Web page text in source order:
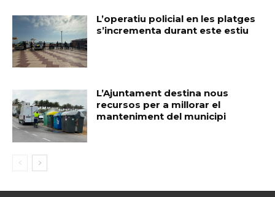
L’operatiu policial en les platges
s’incrementa durant este estiu
L’Ajuntament destina nous
recursos per a millorar el
manteniment del municipi